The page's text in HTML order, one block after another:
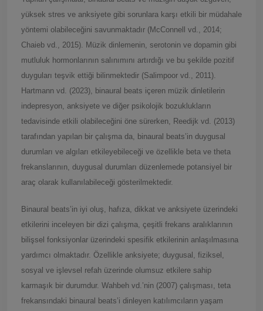
yüksek stres ve anksiyete gibi sorunlara karşı etkili bir müdahale
yöntemi olabileceğini savunmaktadır (McConnell vd., 2014;
Chaieb vd., 2015). Müzik dinlemenin, serotonin ve dopamin gibi
mutluluk hormonlarının salınımını artırdığı ve bu şekilde pozitif
duyguları teşvik ettiği bilinmektedir (Salimpoor vd., 2011).
Hartmann vd. (2023), binaural beats içeren müzik dinletilerin
indepresyon, anksiyete ve diğer psikolojik bozuklukların
tedavisinde etkili olabileceğini öne sürerken, Reedijk vd. (2013)
tarafından yapılan bir çalışma da, binaural beats’in duygusal
durumları ve algıları etkileyebileceği ve özellikle beta ve theta
frekanslarının, duygusal durumları düzenlemede potansiyel bir
araç olarak kullanılabileceği gösterilmektedir.
Binaural beats’in iyi oluş, hafıza, dikkat ve anksiyete üzerindeki
etkilerini inceleyen bir dizi çalışma, çeşitli frekans aralıklarının
bilişsel fonksiyonlar üzerindeki spesifik etkilerinin anlaşılmasına
yardımcı olmaktadır. Özellikle anksiyete; duygusal, fiziksel,
sosyal ve işlevsel refah üzerinde olumsuz etkilere sahip
karmaşık bir durumdur. Wahbeh vd.’nin (2007) çalışması, teta
frekansındaki binaural beats’i dinleyen katılımcıların yaşam